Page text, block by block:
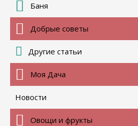
Баня
Добрые советы
Другие статьи
Моя Дача
Новости
Овощи и фрукты